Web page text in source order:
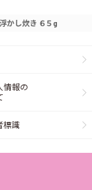
かし炊き ６５g
情報の
標識